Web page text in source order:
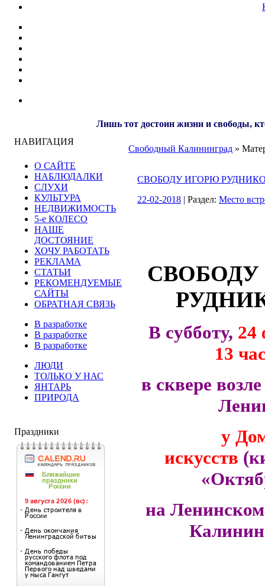
Лишь тот достоин жизни и свободы,
НАВИГАЦИЯ
О САЙТЕ
НАБЛЮДАЛКИ
СЛУХИ
КУЛЬТУРА
НЕДВИЖИМОСТЬ
5-е КОЛЕСО
НАШЕ
ДОСТОЯНИЕ
ХОЧУ РАБОТАТЬ
РЕКЛАМА
СТАТЬИ
РЕКОМЕНДУЕМЫЕ
САЙТЫ
ОБРАТНАЯ СВЯЗЬ
В разработке
В разработке
В разработке
ЛЮДИ
ТОЛЬКО У НАС
ЯНТАРЬ
ПРИРОДА
Праздники
Свободный Калининград »
СВОБОДУ ИГОРЮ
22-02-2018 | Раздел: Место
В субботу, 24
13
в сквере
у
искусств
на